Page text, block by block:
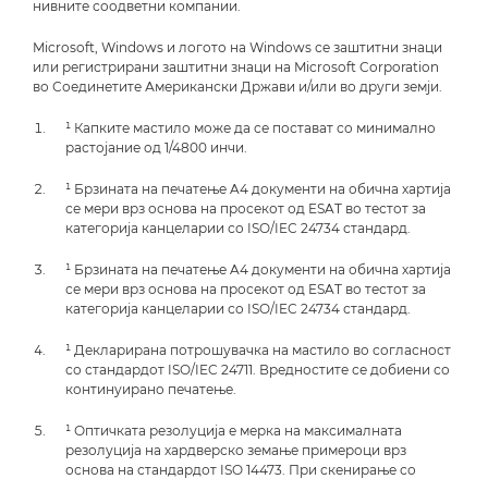
нивните соодветни компании.
Microsoft, Windows и логото на Windows се заштитни знаци
или регистрирани заштитни знаци на Microsoft Corporation
во Соединетите Американски Држави и/или во други земји.
¹ Капките мастило може да се постават со минимално
растојание од 1/4800 инчи.
¹ Брзината на печатење A4 документи на обична хартија
се мери врз основа на просекот од ESAT во тестот за
категорија канцеларии со ISO/IEC 24734 стандард.
¹ Брзината на печатење A4 документи на обична хартија
се мери врз основа на просекот од ESAT во тестот за
категорија канцеларии со ISO/IEC 24734 стандард.
¹ Декларирана потрошувачка на мастило во согласност
со стандардот ISO/IEC 24711. Вредностите се добиени со
континуирано печатење.
¹ Оптичката резолуција е мерка на максималната
резолуција на хардверско земање примероци врз
основа на стандардот ISO 14473. При скенирање со